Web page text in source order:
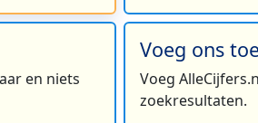
en niets
Voeg ons
Voeg
zoekresultaten.